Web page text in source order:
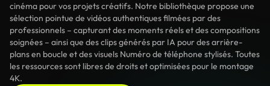
cinéma pour vos projets créatifs. Notre bibliothèque propose une
sélection pointue de vidéos authentiques filmées par des
professionnels – capturant des moments réels et des compositions
soignées – ainsi que des clips générés par IA pour des arrière-
plans en boucle et des visuels Numéro de téléphone stylisés. Toutes
les ressources sont libres de droits et optimisées pour le montage
4K.